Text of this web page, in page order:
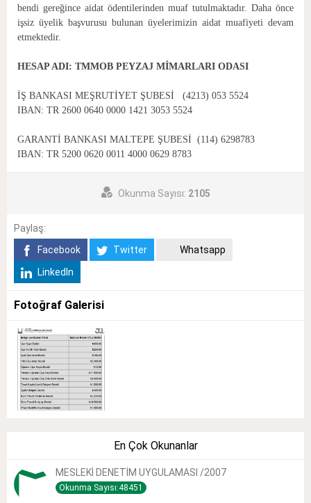
bendi gereğince aidat ödentilerinden muaf tutulmaktadır. Daha önce
işsiz üyelik başvurusu bulunan üyelerimizin aidat muafiyeti devam
etmektedir.
HESAP ADI: TMMOB PEYZAJ MİMARLARI ODASI
İŞ BANKASI MEŞRUTİYET ŞUBESİ (4213) 053 5524
IBAN: TR 2600 0640 0000 1421 3053 5524
GARANTİ BANKASI MALTEPE ŞUBESİ (114) 6298783
IBAN: TR 5200 0620 0011 4000 0629 8783
Okunma Sayısı: 2105
Paylaş:
Facebook
Twitter
Whatsapp
LinkedIn
Fotoğraf Galerisi
En Çok Okunanlar
MESLEKİ DENETİM UYGULAMASI /2007
Okunma Sayısı:48451